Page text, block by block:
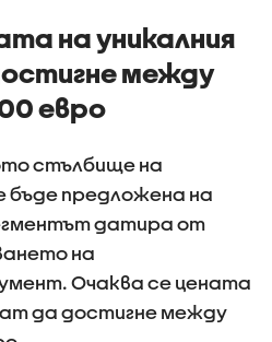
на уникалния
между
евро
стълбище на
бъде предложена на
датира от
на
Очаква се цената
да достигне между